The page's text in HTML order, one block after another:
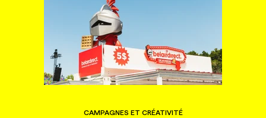
CAMPAGNES ET CRÉATIVITÉ